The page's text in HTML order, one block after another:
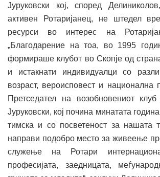
Јуруковски кој, според
активен Ротаријанец, не штедел
ресурси во интерес на
„Благодарение на тоа, во 1995
формираше клубот во Скопје од
и истакнати индивидуалци со
возраст, вероисповест и национална
Претседател на возобновениот
Јуруковски, кој почина минатата
тимска и со посветеност за нашата
направи подобро место за живеење
служење на Ротари
професијата, заедницата,